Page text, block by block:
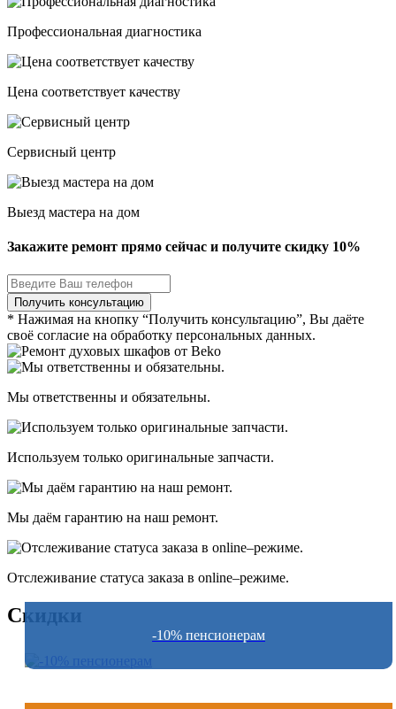
Профессиональная диагностика
Цена соответствует качеству
Сервисный центр
Выезд мастера на дом
Закажите ремонт прямо сейчас и получите скидку 10%
* Нажимая на кнопку “Получить консультацию”, Вы даёте
своё согласие на обработку персональных данных.
Мы ответственны и обязательны.
Используем только оригинальные запчасти.
Мы даём гарантию на наш ремонт.
Отслеживание статуса заказа в оnline–режиме.
Скидки
-10% пенсионерам